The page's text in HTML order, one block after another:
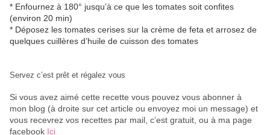
* Enfournez à 180° jusqu’à ce que les tomates soit confites
(environ 20 min)
* Déposez les tomates cerises sur la crème de feta et arrosez de
quelques cuillères d’huile de cuisson des tomates
Servez c’est prêt et régalez vous
Si vous avez aimé cette recette vous pouvez vous abonner à
mon blog (à droite sur cet article ou envoyez moi un message) et
vous recevrez vos recettes par mail, c’est gratuit , ou à ma page
facebook Ici